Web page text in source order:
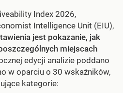
Index 2026,
Intelligence Unit (EIU),
jest pokazanie, jak
miejscach
edycji analizie poddano
w oparciu o 30 wskaźników,
kategorie: